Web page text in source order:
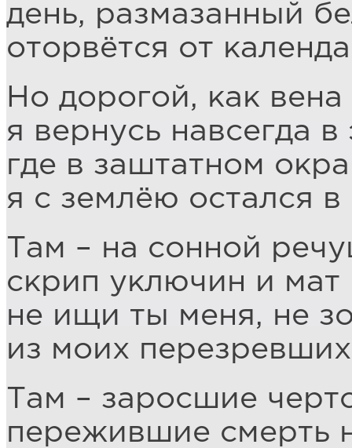
день, размазанный
оторвётся от
Но дорогой, как
я вернусь навсегда в
где в заштатном
я с землёю остался в
Там – на сонной
скрип уключин и мат
не ищи ты меня, не
из моих
Там – заросшие
пережившие смерть